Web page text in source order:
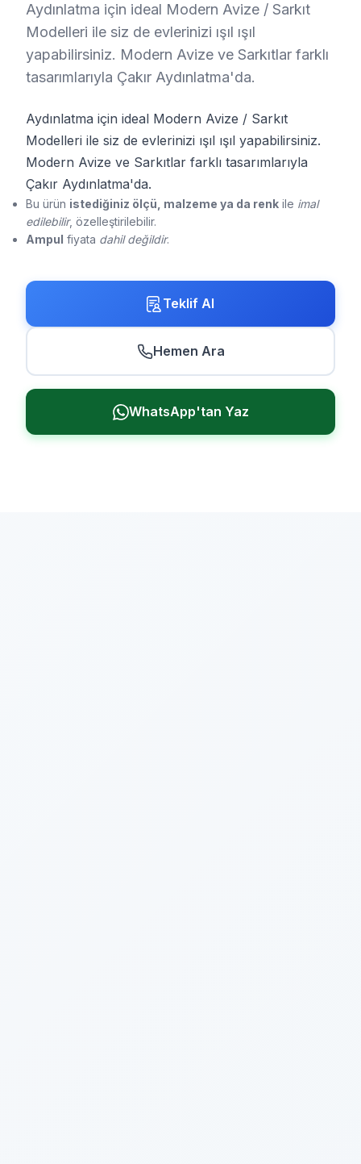
Aydınlatma için ideal Modern Avize / Sarkıt
Modelleri ile siz de evlerinizi ışıl ışıl
yapabilirsiniz. Modern Avize ve Sarkıtlar farklı
tasarımlarıyla Çakır Aydınlatma'da.
Aydınlatma için ideal Modern Avize / Sarkıt
Modelleri ile siz de evlerinizi ışıl ışıl yapabilirsiniz.
Modern Avize ve Sarkıtlar farklı tasarımlarıyla
Çakır Aydınlatma'da.
Bu ürün istediğiniz ölçü, malzeme ya da renk ile imal
edilebilir, özelleştirilebilir.
Ampul fiyata dahil değildir.
Teklif Al
Hemen Ara
WhatsApp'tan Yaz